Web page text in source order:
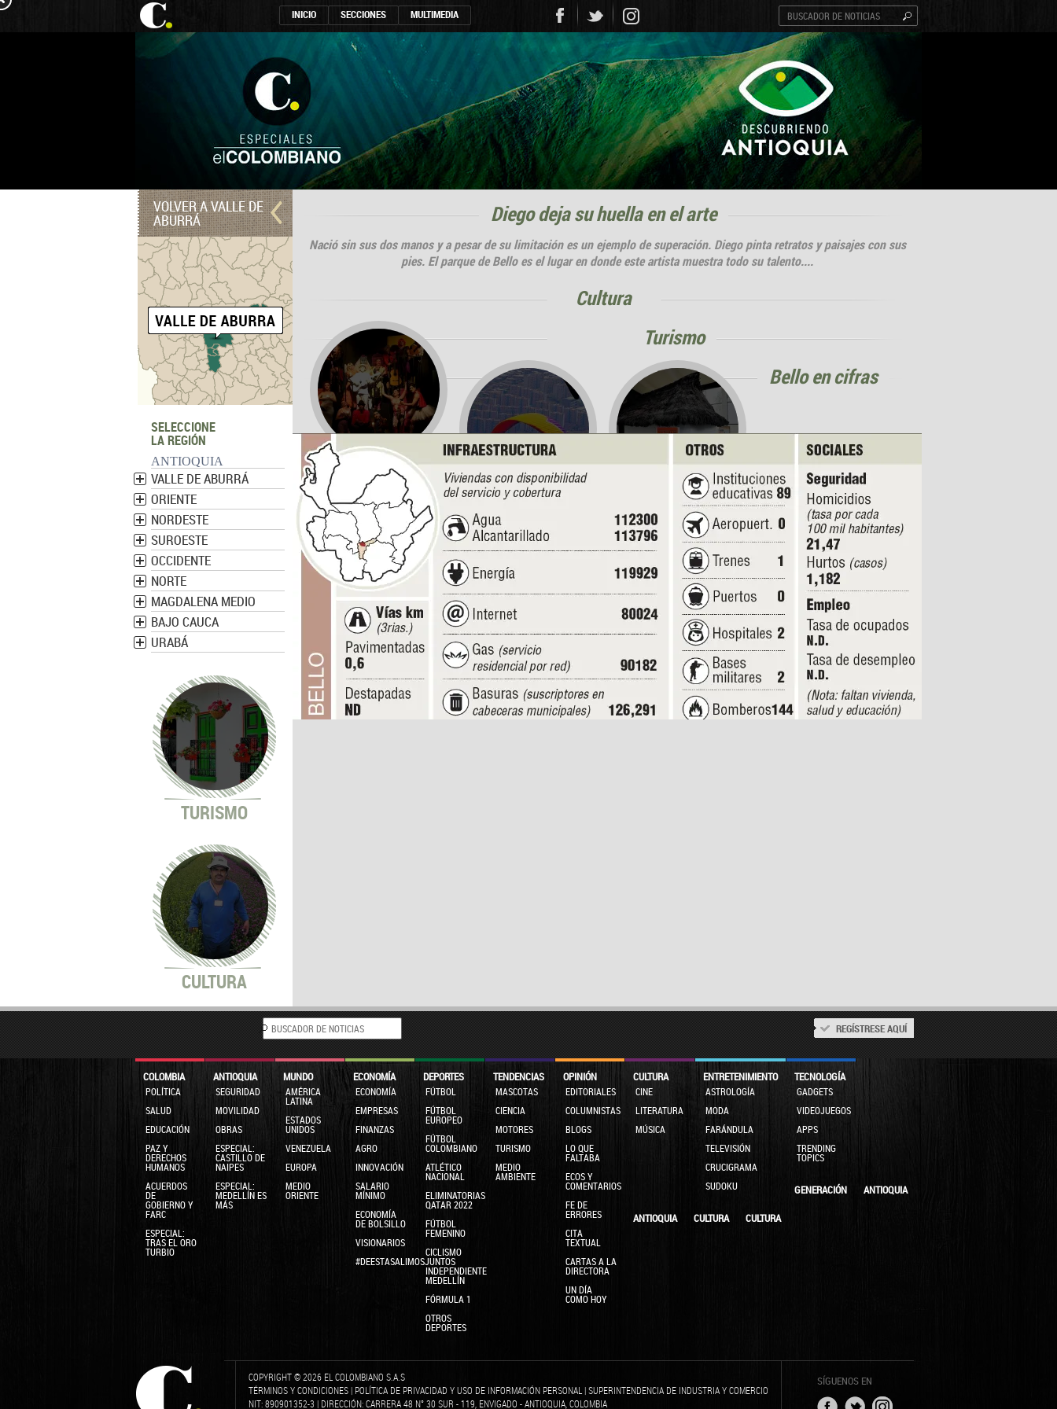
INICIO SECCIONES MULTIMEDIA
VOLVER A VALLE DE
ABURRÁ
SELECCIONE
LA REGIÓN
ANTIOQUIA
VALLE DE ABURRÁ
ORIENTE
NORDESTE
SUROESTE
OCCIDENTE
NORTE
MAGDALENA MEDIO
BAJO CAUCA
URABÁ
TURISMO
CULTURA
Diego deja su huella en el arte
Nació sin sus dos manos y a pesar de su limitación es un ejemplo de superación. Diego pinta retratos y paisajes con sus
pies. El parque de Bello es el lugar en donde este artista muestra todo su talento....
cultura
Teatro para superar la
violencia...
turismo
San Félix ... Marco Fidel Suárez...
Bello en cifras
REGÍSTRESE AQUÍ
COLOMBIA
POLÍTICA
SALUD
EDUCACIÓN
PAZ Y
DERECHOS
HUMANOS
ACUERDOS
DE
GOBIERNO Y
FARC
ESPECIAL:
TRAS EL ORO
TURBIO
ANTIOQUIA
SEGURIDAD
MOVILIDAD
OBRAS
ESPECIAL:
CASTILLO DE
NAIPES
ESPECIAL:
MEDELLÍN ES
MÁS
MUNDO
AMÉRICA
LATINA
ESTADOS
UNIDOS
VENEZUELA
EUROPA
MEDIO
ORIENTE
ECONOMÍA
ECONOMÍA
EMPRESAS
FINANZAS
AGRO
INNOVACIÓN
SALARIO
MÍNIMO
ECONOMÍA
DE BOLSILLO
VISIONARIOS
#DEESTASALIMOSJUNTOS
DEPORTES
FÚTBOL
FÚTBOL
EUROPEO
FÚTBOL
COLOMBIANO
ATLÉTICO
NACIONAL
ELIMINATORIAS
QATAR 2022
FÚTBOL
FEMENINO
CICLISMO
INDEPENDIENTE
MEDELLÍN
FÓRMULA 1
OTROS
DEPORTES
TENDENCIAS
MASCOTAS
CIENCIA
MOTORES
TURISMO
MEDIO
AMBIENTE
OPINIÓN
EDITORIALES
COLUMNISTAS
BLOGS
LO QUE
FALTABA
ECOS Y
COMENTARIOS
FE DE
ERRORES
CITA
TEXTUAL
CARTAS A LA
DIRECTORA
UN DÍA
COMO HOY
CULTURA
CINE
LITERATURA
MÚSICA
ENTRETENIMIENTO
ASTROLOGÍA
MODA
FARÁNDULA
TELEVISIÓN
CRUCIGRAMA
SUDOKU
TECNOLOGÍA
GADGETS
VIDEOJUEGOS
APPS
TRENDING
TOPICS
GENERACIÓN
ANTIOQUIA
ANTIOQUIA
CULTURA CULTURA
COPYRIGHT © 2026 EL COLOMBIANO S.A.S
TÉRMINOS Y CONDICIONES | POLÍTICA DE PRIVACIDAD Y USO DE INFORMACIÓN PERSONAL |SUPERINTENDENCIA DE INDUSTRIA Y COMERCIO
NIT: 890901352-3 | DIRECCIÓN: CARRERA 48 N° 30 SUR - 119, ENVIGADO - ANTIOQUIA, COLOMBIA
SÍGUENOS EN